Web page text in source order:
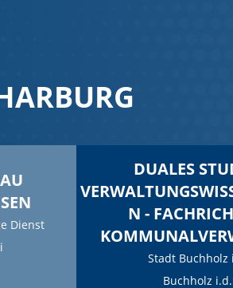
Dienst
DUALES
N -
Stadt Buchholz
Buchholz